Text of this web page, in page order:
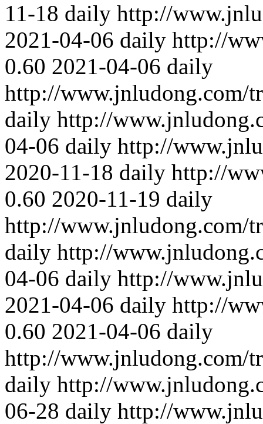
11-18 daily http://
2021-04-06 daily http://
0.60 2021-04-06 daily
http://www.jnludong.com/
daily http://
04-06 daily http://
2020-11-18 daily http://
0.60 2020-11-19 daily
http://www.jnludong.com/
daily http://
04-06 daily http://
2021-04-06 daily http://
0.60 2021-04-06 daily
http://www.jnludong.com/
daily http://
06-28 daily http://